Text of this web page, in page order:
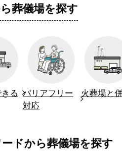
葬儀場を探す
る バリアフリー
対応
火葬場と
ドから葬儀場を探す